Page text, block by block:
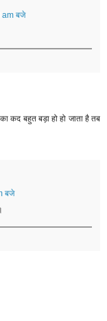
am बजे
कद बहुत बड़ा हो हो जाता है तब
बजे